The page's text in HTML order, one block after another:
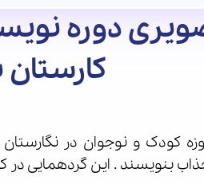
دوره
کارستان
کودک و نوجوان در
بنویسند . این گردهمایی در